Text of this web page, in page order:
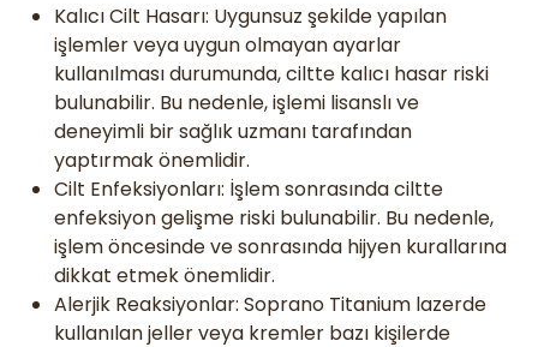
Kalıcı Cilt Hasarı: Uygunsuz şekilde yapılan
işlemler veya uygun olmayan ayarlar
kullanılması durumunda, ciltte kalıcı hasar riski
bulunabilir. Bu nedenle, işlemi lisanslı ve
deneyimli bir sağlık uzmanı tarafından
yaptırmak önemlidir.
Cilt Enfeksiyonları: İşlem sonrasında ciltte
enfeksiyon gelişme riski bulunabilir. Bu nedenle,
işlem öncesinde ve sonrasında hijyen kurallarına
dikkat etmek önemlidir.
Alerjik Reaksiyonlar: Soprano Titanium lazerde
kullanılan jeller veya kremler bazı kişilerde